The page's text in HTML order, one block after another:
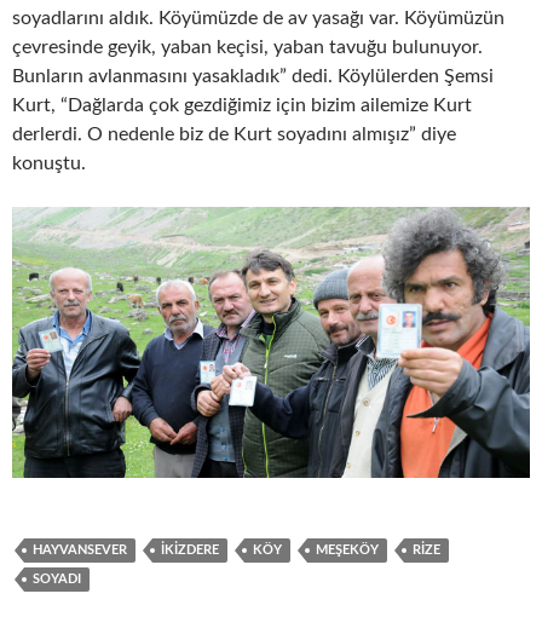
soyadlarını aldık. Köyümüzde de av yasağı var. Köyümüzün
çevresinde geyik, yaban keçisi, yaban tavuğu bulunuyor.
Bunların avlanmasını yasakladık” dedi. Köylülerden Şemsi
Kurt, “Dağlarda çok gezdiğimiz için bizim ailemize Kurt
derlerdi. O nedenle biz de Kurt soyadını almışız” diye
konuştu.
HAYVANSEVER İKIZDERE KÖY MEŞEKÖY RIZE
SOYADI